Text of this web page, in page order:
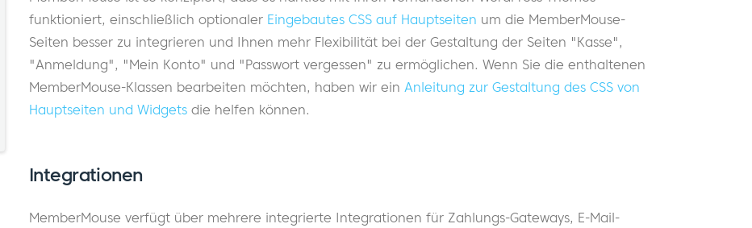
funktioniert, einschließlich optionaler Eingebautes CSS auf Hauptseiten um die MemberMouse-
Seiten besser zu integrieren und Ihnen mehr Flexibilität bei der Gestaltung der Seiten "Kasse",
"Anmeldung", "Mein Konto" und "Passwort vergessen" zu ermöglichen. Wenn Sie die enthaltenen
MemberMouse-Klassen bearbeiten möchten, haben wir ein Anleitung zur Gestaltung des CSS von
Hauptseiten und Widgetsdie helfen können.
Integrationen
MemberMouse verfügt über mehrere integrierte Integrationen für Zahlungs-Gateways, E-Mail-